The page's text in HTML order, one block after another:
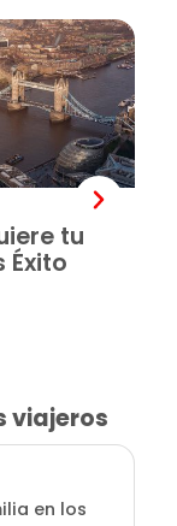
tu
Éxito
viajeros
en los